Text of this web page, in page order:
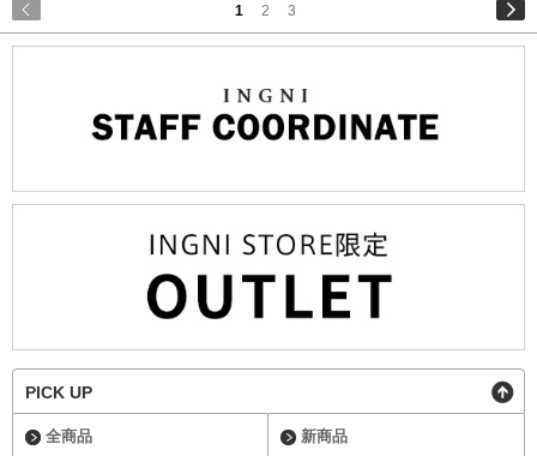
1 2 3
PICK UP
全商品 新商品